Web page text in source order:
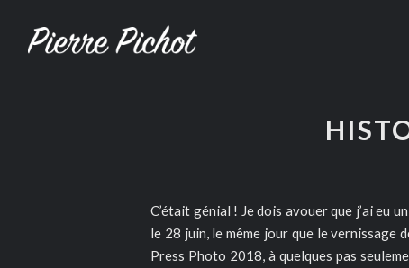
C’était génial ! Je dois avouer que j’ai eu
le 28 juin, le même jour que le vernissage
Press Photo 2018, à quelques pas